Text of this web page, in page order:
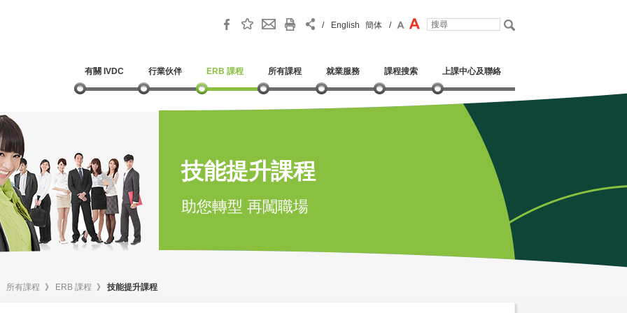
/ English 簡体 /
有關 IVDC 行業伙伴 ERB 課程 所有課程 就業服務 課程搜索 上課中心及聯絡
技能提升課程
助您轉型 再闖職場
所有課程 》 ERB 課程 》 技能提升課程